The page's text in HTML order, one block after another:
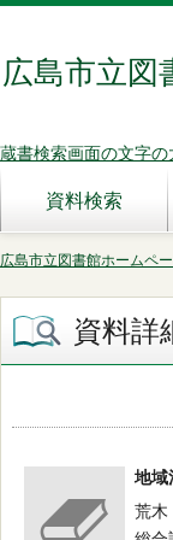
広島市立図
蔵書検索画面の文字
資料検索
広島市立図書館ホームペ
資料詳
地域
荒木